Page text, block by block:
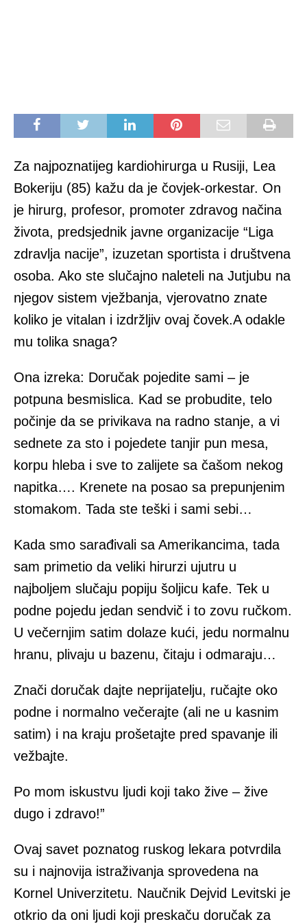
Za najpoznatijeg kardiohirurga u Rusiji, Lea
Bokeriju (85) kažu da je čovjek-orkestar. On
je hirurg, profesor, promoter zdravog načina
života, predsjednik javne organizacije “Liga
zdravlja nacije”, izuzetan sportista i društvena
osoba. Ako ste slučajno naleteli na Jutjubu na
njegov sistem vježbanja, vjerovatno znate
koliko je vitalan i izdržljiv ovaj čovek.A odakle
mu tolika snaga?
Ona izreka: Doručak pojedite sami – je
potpuna besmislica. Kad se probudite, telo
počinje da se privikava na radno stanje, a vi
sednete za sto i pojedete tanjir pun mesa,
korpu hleba i sve to zalijete sa čašom nekog
napitka…. Krenete na posao sa prepunjenim
stomakom. Tada ste teški i sami sebi…
Kada smo sarađivali sa Amerikancima, tada
sam primetio da veliki hirurzi ujutru u
najboljem slučaju popiju šoljicu kafe. Tek u
podne pojedu jedan sendvič i to zovu ručkom.
U večernjim satim dolaze kući, jedu normalnu
hranu, plivaju u bazenu, čitaju i odmaraju…
Znači doručak dajte neprijatelju, ručajte oko
podne i normalno večerajte (ali ne u kasnim
satim) i na kraju prošetajte pred spavanje ili
vežbajte.
Po mom iskustvu ljudi koji tako žive – žive
dugo i zdravo!”
Ovaj savet poznatog ruskog lekara potvrdila
su i najnovija istraživanja sprovedena na
Kornel Univerzitetu. Naučnik Dejvid Levitski je
otkrio da oni ljudi koji preskaču doručak za